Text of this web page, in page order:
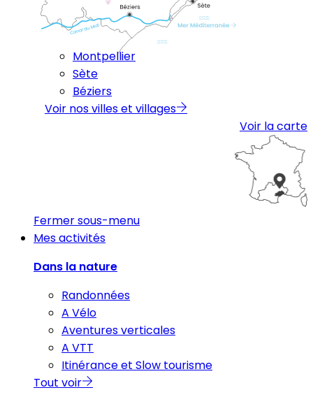
Montpellier
Sète
Béziers
Voir nos villes et villages
Voir la carte
Fermer sous-menu
Mes activités
Dans la nature
Randonnées
A Vélo
Aventures verticales
A VTT
Itinérance et Slow tourisme
Tout voir